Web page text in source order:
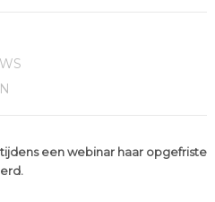
een webinar haar opgefriste